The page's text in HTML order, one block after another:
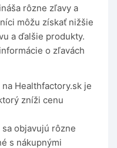
rôzne zľavy a
môžu získať nižšie
a ďalšie produkty.
o zľavách
Healthfactory.sk je
zníži cenu
sa objavujú rôzne
s nákupnými